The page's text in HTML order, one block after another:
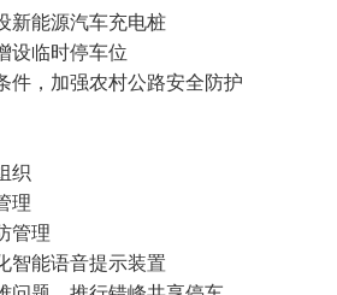
新能源汽车充电桩
设临时停车位
件，加强农村公路安全防护
织
理
管理
智能语音提示装置